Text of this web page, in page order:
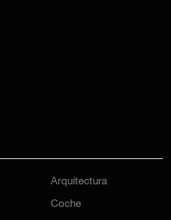
Arquitectura
Coche